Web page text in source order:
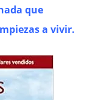
que
a vivir.